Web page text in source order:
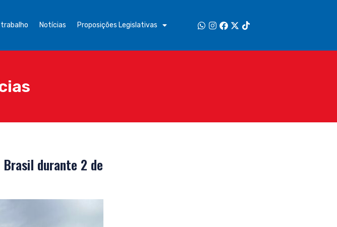
trabalho Notícias Proposições Legislativas
durante 2 de